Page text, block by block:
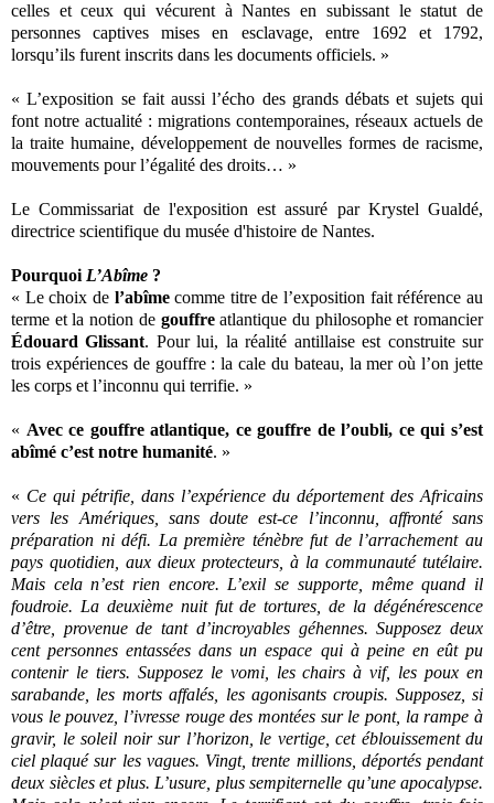
celles et ceux qui vécurent à Nantes en subissant le statut de
personnes captives mises en esclavage, entre 1692 et 1792,
lorsqu’ils furent inscrits dans les documents officiels. »
« L’exposition se fait aussi l’écho des grands débats et sujets qui
font notre actualité : migrations contemporaines, réseaux actuels de
la traite humaine, développement de nouvelles formes de racisme,
mouvements pour l’égalité des droits… »
Le Commissariat de l'exposition est assuré par Krystel Gualdé,
directrice scientifique du musée d'histoire de Nantes.
Pourquoi L’Abîme ?
« Le choix de l’abîmecomme titre de l’exposition fait référence au
terme et la notion de gouffreatlantique du philosophe et romancier
Édouard Glissant. Pour lui, la réalité antillaise est construite sur
trois expériences de gouffre : la cale du bateau, la mer où l’on jette
les corps et l’inconnu qui terrifie. »
« Avec ce gouffre atlantique, ce gouffre de l’oubli, ce qui s’est
abîmé c’est notre humanité. »
« Ce qui pétrifie, dans l’expérience du déportement des Africains
vers les Amériques, sans doute est-ce l’inconnu, affronté sans
préparation ni défi. La première ténèbre fut de l’arrachement au
pays quotidien, aux dieux protecteurs, à la communauté tutélaire.
Mais cela n’est rien encore. L’exil se supporte, même quand il
foudroie. La deuxième nuit fut de tortures, de la dégénérescence
d’être, provenue de tant d’incroyables géhennes. Supposez deux
cent personnes entassées dans un espace qui à peine en eût pu
contenir le tiers. Supposez le vomi, les chairs à vif, les poux en
sarabande, les morts affalés, les agonisants croupis. Supposez, si
vous le pouvez, l’ivresse rouge des montées sur le pont, la rampe à
gravir, le soleil noir sur l’horizon, le vertige, cet éblouissement du
ciel plaqué sur les vagues. Vingt, trente millions, déportés pendant
deux siècles et plus. L’usure, plus sempiternelle qu’une apocalypse.